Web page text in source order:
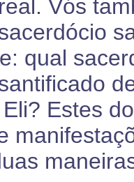
Vós
qual
Estes